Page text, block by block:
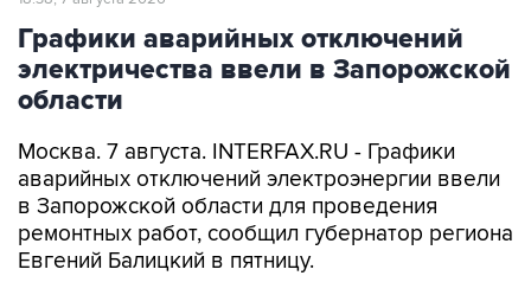
Графики аварийных отключений
электричества ввели в Запорожской
области
Москва. 7 августа. INTERFAX.RU - Графики
аварийных отключений электроэнергии ввели
в Запорожской области для проведения
ремонтных работ, сообщил губернатор региона
Евгений Балицкий в пятницу.